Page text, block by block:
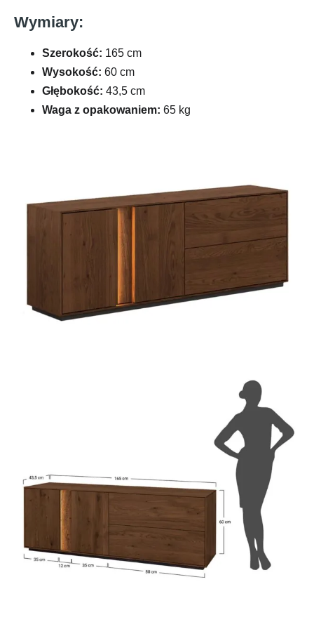
Wymiary:
Szerokość: 165 cm
Wysokość: 60 cm
Głębokość: 43,5 cm
Waga z opakowaniem: 65 kg